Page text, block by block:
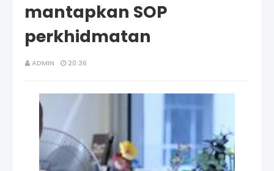
mantapkan SOP
perkhidmatan
ADMIN 20:36